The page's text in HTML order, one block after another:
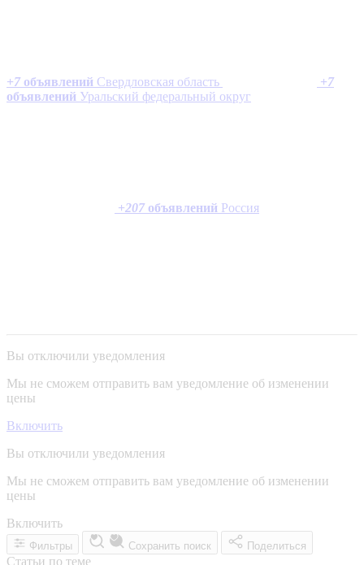
+7 объявлений Свердловская область +7
объявлений Уральский федеральный округ
+207 объявлений Россия
Вы отключили уведомления
Мы не сможем отправить вам уведомление об изменении
цены
Включить
Вы отключили уведомления
Мы не сможем отправить вам уведомление об изменении
цены
Включить
Фильтры Сохранить поиск Поделиться
Статьи по теме